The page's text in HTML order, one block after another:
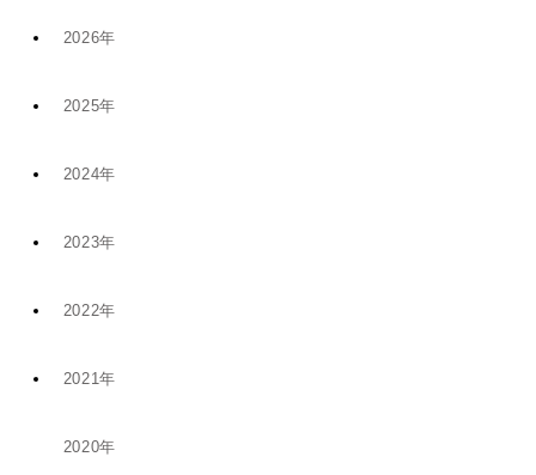
2026年
7月 (9)
4月 (2)
1月 (4)
2025年
12月 (6)
11月 (5)
8月 (1)
6月 (1)
2024年
11月 (8)
5月 (4)
1月 (1)
2023年
10月 (2)
8月 (5)
5月 (5)
2022年
12月 (9)
11月 (19)
2021年
12月 (1)
2020年